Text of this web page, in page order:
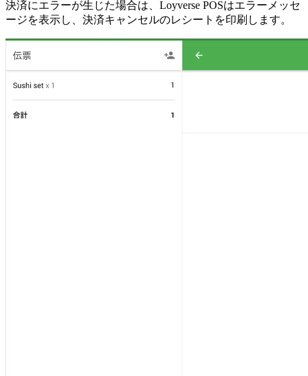
決済にエラーが生じた場合は、Loyverse POSはエラーメッセ
ージを表示し、決済キャンセルのレシートを印刷します。